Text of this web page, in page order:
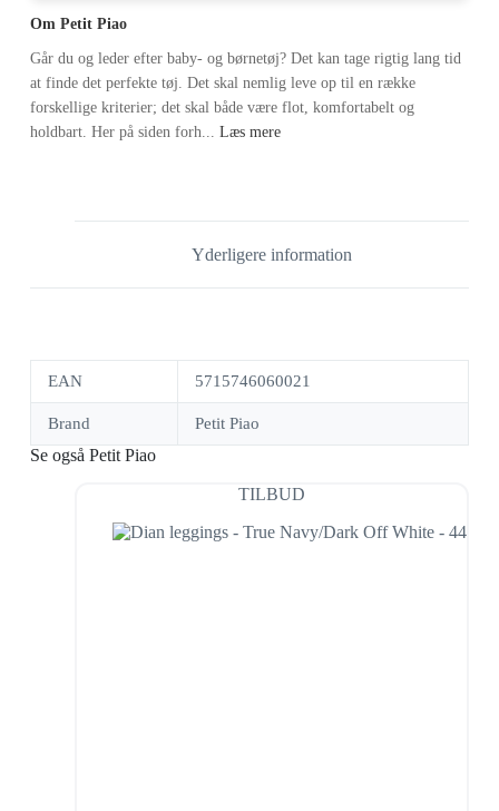
Om Petit Piao
Går du og leder efter baby- og børnetøj? Det kan tage rigtig lang tid
at finde det perfekte tøj. Det skal nemlig leve op til en række
forskellige kriterier; det skal både være flot, komfortabelt og
holdbart. Her på siden forh... Læs mere
Yderligere information
EAN 5715746060021
Brand Petit Piao
Se også Petit Piao
TILBUD